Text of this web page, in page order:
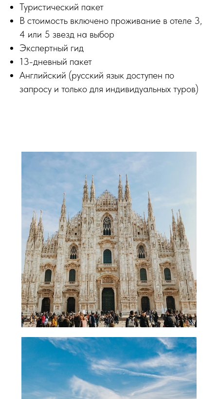
Туристический пакет
В стоимость включено проживание в отеле 3,
4 или 5 звезд на выбор
Экспертный гид
13-дневный пакет
Английский (русский язык доступен по
запросу и только для индивидуальных туров)